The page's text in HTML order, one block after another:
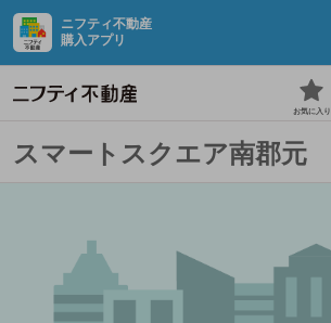
ニフティ不動産
購入アプリ
お気に入り
スマートスクエア南郡元